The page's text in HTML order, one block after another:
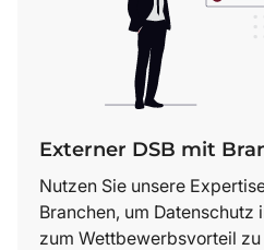
Externer DSB mit
Nutzen Sie unsere
Branchen, um Datenschutz
zum Wettbewerbsvorteil zu